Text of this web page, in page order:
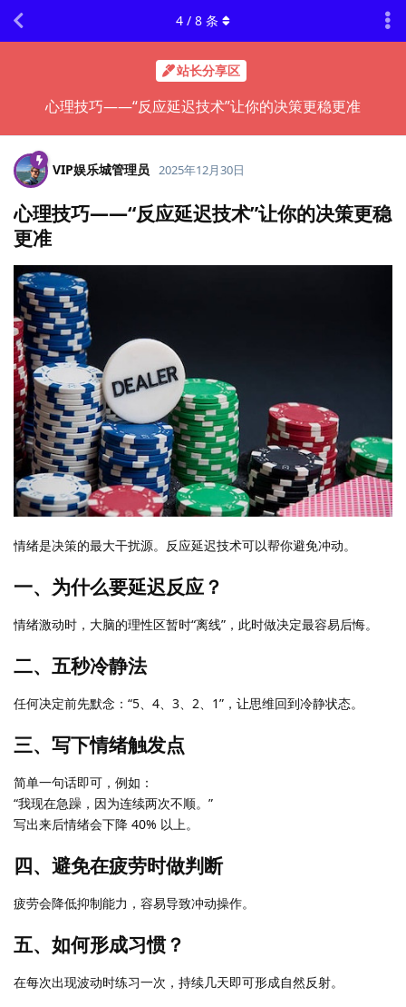
站长分享区
心理技巧——“反应延迟技术”让你的决策更稳更准
4 / 8 条
VIP娱乐城管理员 2025年12月30日
心理技巧——“反应延迟技术”让你的决策更稳
更准
情绪是决策的最大干扰源。反应延迟技术可以帮你避免冲动。
一、为什么要延迟反应？
情绪激动时，大脑的理性区暂时“离线”，此时做决定最容易后悔。
二、五秒冷静法
任何决定前先默念：“5、4、3、2、1”，让思维回到冷静状态。
三、写下情绪触发点
简单一句话即可，例如：
“我现在急躁，因为连续两次不顺。”
写出来后情绪会下降 40% 以上。
四、避免在疲劳时做判断
疲劳会降低抑制能力，容易导致冲动操作。
五、如何形成习惯？
在每次出现波动时练习一次，持续几天即可形成自然反射。